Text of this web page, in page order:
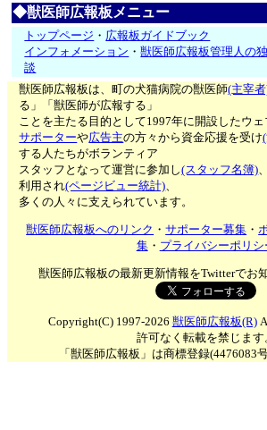
◆獣医師広報板メニュー
トップページ ・ 広報板ガイドブック
インフォメーション ・獣医師広報板管理人の
談
獣医師広報板は、町の犬猫病院の獣医師(主宰
る」「獣医師が広報する」
ことを主たる目的として1997年に開設したウ
サポーターや広告主の方々から資金応援を受け
する人たちがボランティア
スタッフとなって運営に参加し(スタッフ名簿)
利用され(ページビュー統計)、
多くの人々に支えられています。
獣医師広報板へのリンク ・サポーター募集 ・
集・ プライバシーポリシ
獣医師広報板の最新更新情報をTwitterでお
Copyright(C) 1997-2026 獣医師広報板(R)
許可なく転載を禁じます
「獣医師広報板」は商標登録(4476083